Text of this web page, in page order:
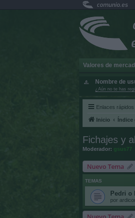
comunio.es
Valores de
Nombre de
¿Aún no te has
Enlaces rápidos
Inicio Índice
Fichajes y
Moderador: gsus77
Nuevo Tema
TEMAS
Pedri o
por